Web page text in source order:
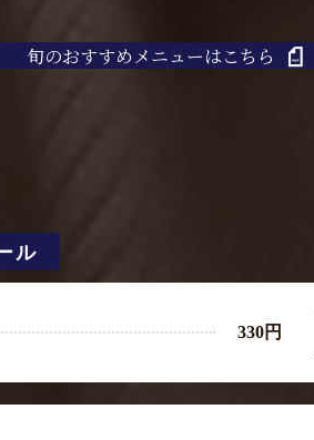
旬のおすすめメニューはこちら
ル
330円